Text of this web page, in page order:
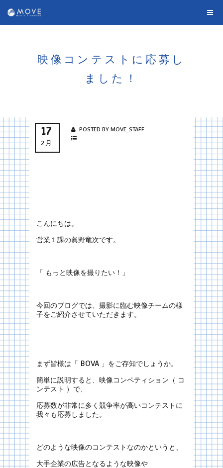
映像コンテストに応募し
ました！
17
2月
POSTED BY MOVE_STAFF
こんにちは。
営業１課の眞野竜次です。
「 もっと映像を撮りたい！」
今回のブログでは、撮影に臨む映像チームの様
子をご紹介させていただきます。
まず皆様は「 BOVA 」をご存知でしょうか。
簡単に説明すると、映像コンペティション（ コ
ンテスト ）で、
応募数が非常に多く競争率が高いコンテストに
我々も応募しました。
どのような映像のコンテストなのかというと、
大手企業の広告となるような映像や